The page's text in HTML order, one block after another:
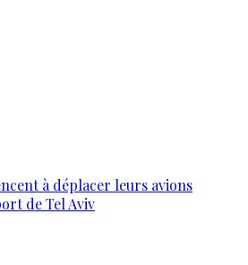
à déplacer leurs avions
de Tel Aviv